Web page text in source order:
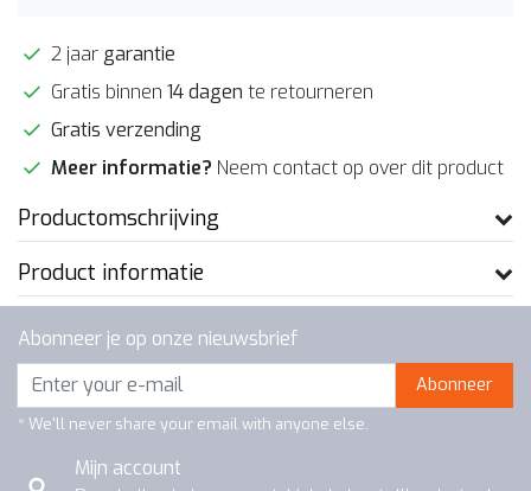
2 jaar garantie
Gratis binnen 14 dagen te retourneren
Gratis verzending
Meer informatie? Neem contact op over dit product
Productomschrijving
Product informatie
Abonneer je op onze nieuwsbrief
Abonneer
* We'll never share your email with anyone else.
Mijn account